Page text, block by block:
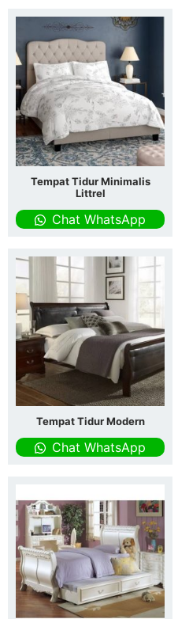
Tempat Tidur Minimalis
Littrel
Chat WhatsApp
Tempat Tidur Modern
Chat WhatsApp